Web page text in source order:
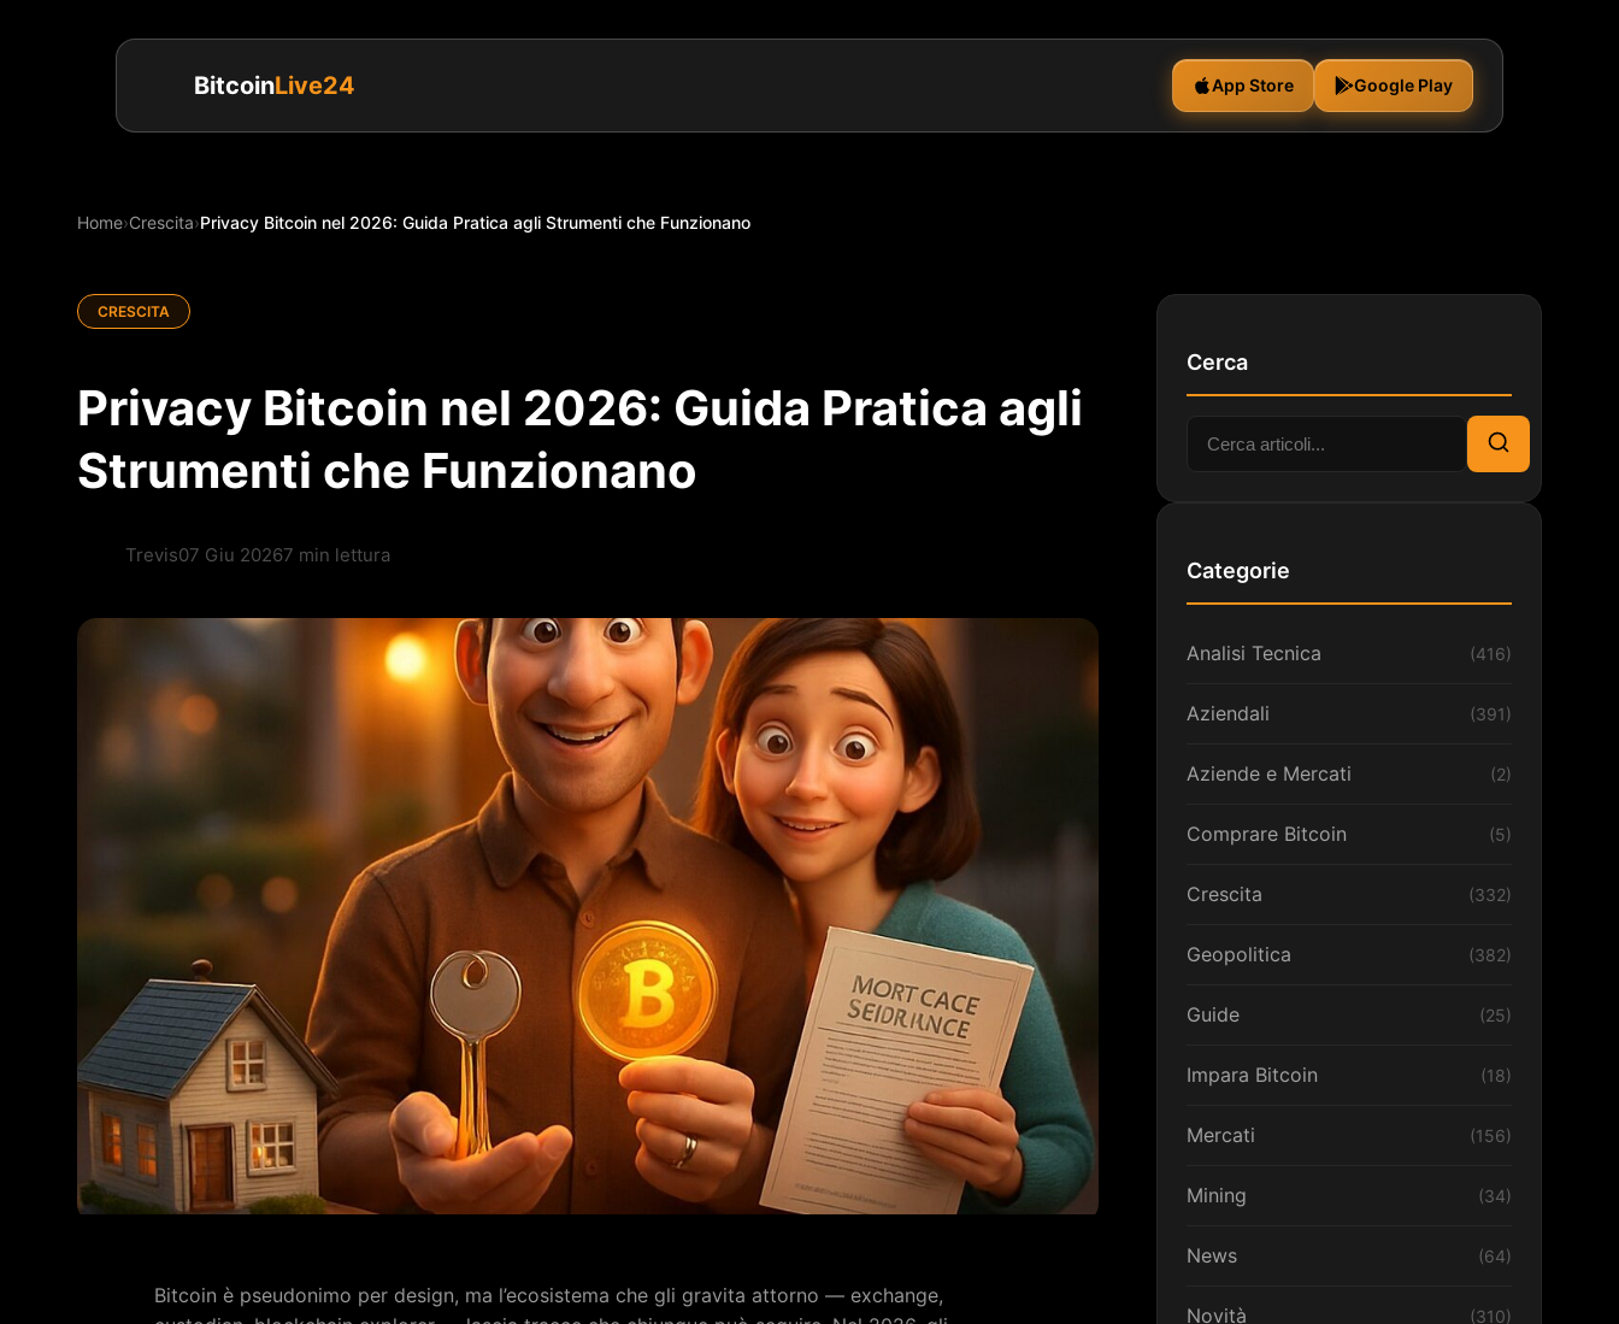
BitcoinLive24 App Store Google Play
Home›Crescita›Privacy Bitcoin nel 2026: Guida Pratica agli Strumenti che Funzionano
CRESCITA
Privacy Bitcoin nel 2026: Guida Pratica agli
Strumenti che Funzionano
Trevis07 Giu 20267 min lettura
Bitcoin è pseudonimo per design, ma l’ecosistema che gli gravita attorno — exchange,
Cerca
Cerca:
Cerca
Categorie
Analisi Tecnica (416)
Aziendali (391)
Aziende e Mercati (2)
Comprare Bitcoin (5)
Crescita (332)
Geopolitica (382)
Guide (25)
Impara Bitcoin (18)
Mercati (156)
Mining (34)
News (64)
Novità (310)